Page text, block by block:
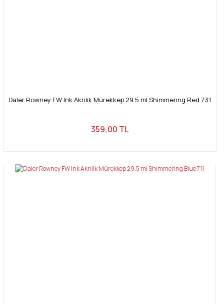
Daler Rowney FW Ink Akrilik Mürekkep 29.5 ml Shimmering Red 731
359,00 TL